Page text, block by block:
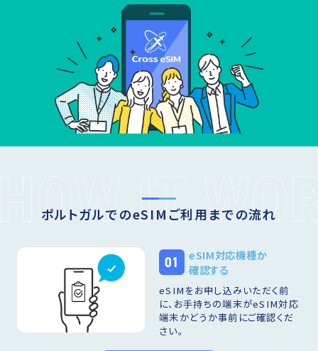
ポルトガルでのeSIMご利用までの流れ
01
eSIM対応機種か
確認する
eSIMをお申し込みいただく前
に、お手持ちの端末がeSIM対応
端末かどうか事前にご確認くだ
さい。